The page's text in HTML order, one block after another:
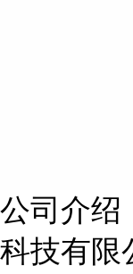
公司介绍
科技有限